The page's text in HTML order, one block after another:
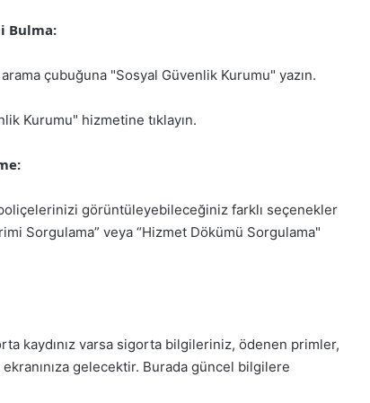
Bulma:
çubuğuna "Sosyal Güvenlik Kurumu" yazın.
Kurumu" hizmetine tıklayın.
görüntüleyebileceğiniz farklı seçenekler
Sorgulama” veya “Hizmet Dökümü Sorgulama"
kaydınız varsa sigorta bilgileriniz, ödenen primler,
gelecektir. Burada güncel bilgilere